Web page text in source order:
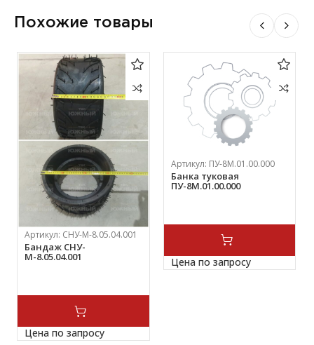
Похожие товары
Артикул: СНУ-М-8.05.04.001
Бандаж СНУ-
М-8.05.04.001
Цена по запросу
Артикул: ПУ-8М.01.00.000
Банка туковая
ПУ-8М.01.00.000
Цена по запросу